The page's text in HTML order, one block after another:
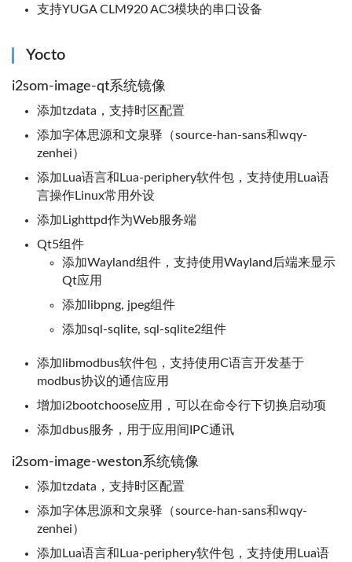
支持YUGA CLM920 AC3模块的串口设备
Yocto
i2som-image-qt系统镜像
添加tzdata，支持时区配置
添加字体思源和文泉驿（source-han-sans和wqy-
zenhei）
添加Lua语言和Lua-periphery软件包，支持使用Lua语
言操作Linux常用外设
添加Lighttpd作为Web服务端
Qt5组件
添加Wayland组件，支持使用Wayland后端来显示
Qt应用
添加libpng, jpeg组件
添加sql-sqlite, sql-sqlite2组件
添加libmodbus软件包，支持使用C语言开发基于
modbus协议的通信应用
增加i2bootchoose应用，可以在命令行下切换启动项
添加dbus服务，用于应用间IPC通讯
i2som-image-weston系统镜像
添加tzdata，支持时区配置
添加字体思源和文泉驿（source-han-sans和wqy-
zenhei）
添加Lua语言和Lua-periphery软件包，支持使用Lua语